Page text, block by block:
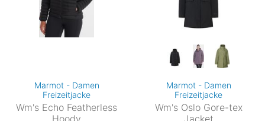
Marmot - Damen
Freizeitjacke
Wm's Echo Featherless
Marmot - Damen
Freizeitjacke
Wm's Oslo Gore-tex